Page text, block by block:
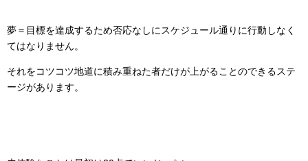
夢＝目標を達成するため否応なしにスケジュール通りに行動しなく
てはなりません。
それをコツコツ地道に積み重ねた者だけが上がることのできるステ
ージがあります。